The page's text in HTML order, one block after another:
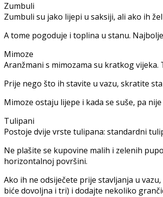
Zumbuli
Zumbuli su jako lijepi u saksiji, ali ako ih
A tome pogoduje i toplina u stanu.
Mimoze
Aranžmani s mimozama su kratkog
Prije nego što ih stavite u vazu, skratite
Mimoze ostaju lijepe i kada se suše, pa
Tulipani
Postoje dvije vrste tulipana: standardni
Ne plašite se kupovine malih i zelenih
horizontalnoj površini.
Ako ih ne odsiječete prije stavljanja u
biće dovoljna i tri) i dodajte nekoliko